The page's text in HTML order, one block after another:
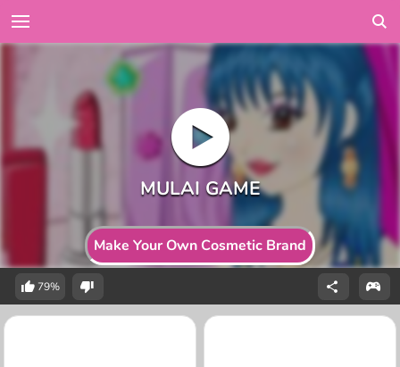
Make Your Own Cosmetic Brand
79%